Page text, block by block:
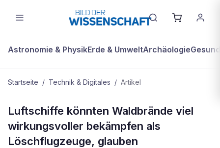
Astronomie & PhysikErde & UmweltArchäologie
Startseite / Technik & Digitales / Artikel
Künstlicher Regen aus Luftschiffen
löscht Waldbrände
Luftschiffe könnten Waldbrände viel
wirkungsvoller bekämpfen als
Löschflugzeuge, glauben